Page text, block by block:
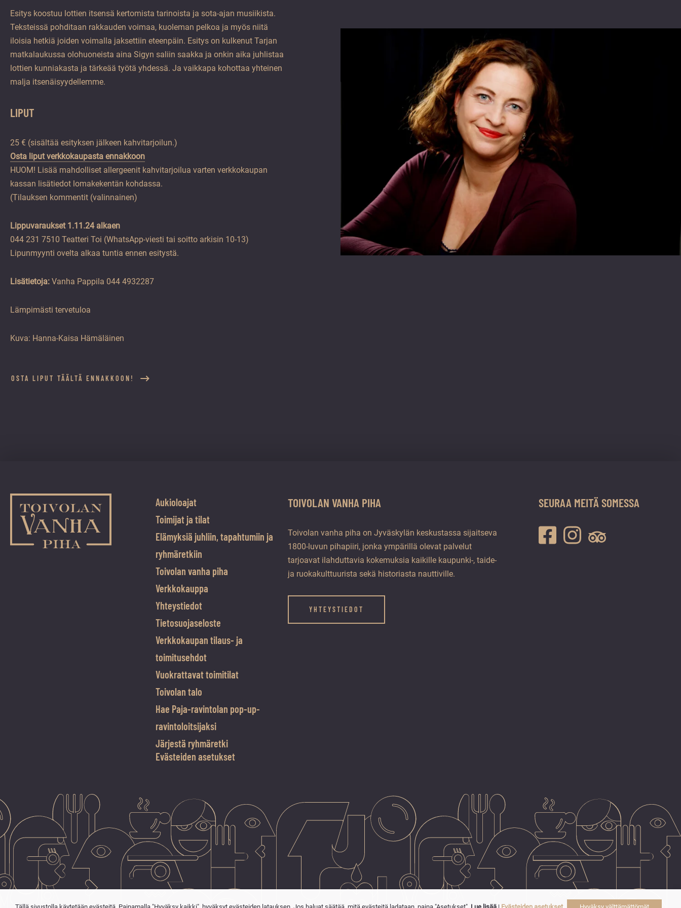
Esitys koostuu lottien itsensä kertomista tarinoista ja sota-ajan musiikista.
Teksteissä pohditaan rakkauden voimaa, kuoleman pelkoa ja myös niitä
iloisia hetkiä joiden voimalla jaksettiin eteenpäin. Esitys on kulkenut Tarjan
matkalaukussa olohuoneista aina Sigyn saliin saakka ja onkin aika juhlistaa
lottien kunniakasta ja tärkeää työtä yhdessä. Ja vaikkapa kohottaa yhteinen
malja itsenäisyydellemme.
LIPUT
25 € (sisältää esityksen jälkeen kahvitarjoilun.)
Osta liput verkkokaupasta ennakkoon
HUOM! Lisää mahdolliset allergeenit kahvitarjoilua varten verkkokaupan
kassan lisätiedot lomakekentän kohdassa.
(Tilauksen kommentit (valinnainen)
Lippuvaraukset 1.11.24 alkaen
044 231 7510 Teatteri Toi (WhatsApp-viesti tai soitto arkisin 10-13)
Lipunmyynti ovelta alkaa tuntia ennen esitystä.
Lisätietoja: Vanha Pappila 044 4932287
Lämpimästi tervetuloa
Kuva: Hanna-Kaisa Hämäläinen
OSTA LIPUT TÄÄLTÄ ENNAKKOON!
Aukioloajat
Toimijat ja tilat
Elämyksiä juhliin, tapahtumiin ja
ryhmäretkiin
Toivolan vanha piha
Verkkokauppa
Yhteystiedot
Tietosuojaseloste
Verkkokaupan tilaus- ja
toimitusehdot
Vuokrattavat toimitilat
Toivolan talo
Hae Paja-ravintolan pop-up-
ravintoloitsijaksi
Järjestä ryhmäretki
Evästeiden asetukset
TOIVOLAN VANHA PIHA
Toivolan vanha piha on Jyväskylän keskustassa sijaitseva
1800-luvun pihapiiri, jonka ympärillä olevat palvelut
tarjoavat ilahduttavia kokemuksia kaikille kaupunki-, taide-
ja ruokakulttuurista sekä historiasta nauttiville.
YHTEYSTIEDOT
SEURAA MEITÄ SOMESSA